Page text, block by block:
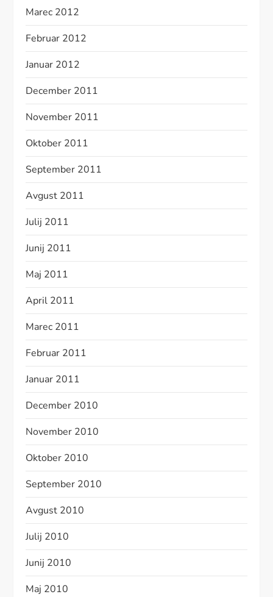
Marec 2012
Februar 2012
Januar 2012
December 2011
November 2011
Oktober 2011
September 2011
Avgust 2011
Julij 2011
Junij 2011
Maj 2011
April 2011
Marec 2011
Februar 2011
Januar 2011
December 2010
November 2010
Oktober 2010
September 2010
Avgust 2010
Julij 2010
Junij 2010
Maj 2010